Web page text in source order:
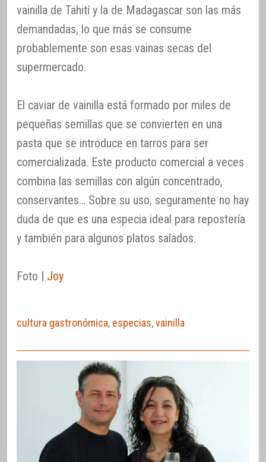
vainilla de Tahití y la de Madagascar son las más
demandadas, lo que más se consume
probablemente son esas vainas secas del
supermercado.
El caviar de vainilla está formado por miles de
pequeñas semillas que se convierten en una
pasta que se introduce en tarros para ser
comercializada. Este producto comercial a veces
combina las semillas con algún concentrado,
conservantes… Sobre su uso, seguramente no hay
duda de que es una especia ideal para repostería
y también para algunos platos salados.
Foto | Joy
cultura gastronómica, especias,vainilla